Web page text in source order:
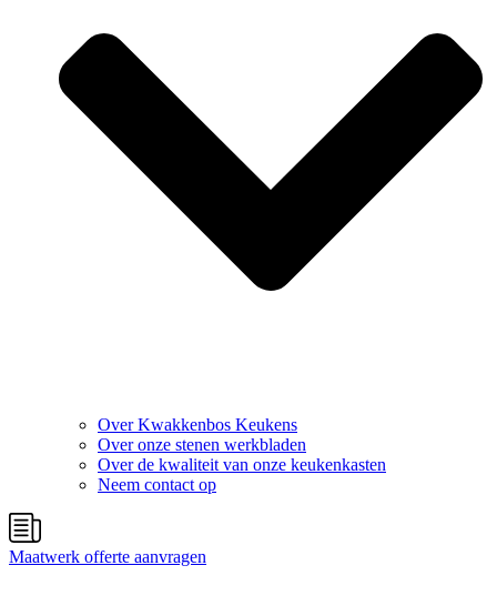
Over Kwakkenbos Keukens
Over onze stenen werkbladen
Over de kwaliteit van onze keukenkasten
Neem contact op
Maatwerk offerte aanvragen